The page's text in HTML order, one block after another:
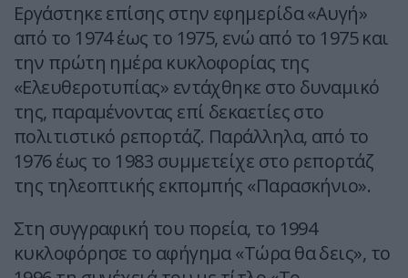
Εργάστηκε επίσης στην εφημερίδα «Αυγή»
από το 1974 έως το 1975, ενώ από το 1975 και
την πρώτη ημέρα κυκλοφορίας της
«Ελευθεροτυπίας» εντάχθηκε στο δυναμικό
της, παραμένοντας επί δεκαετίες στο
πολιτιστικό ρεπορτάζ. Παράλληλα, από το
1976 έως το 1983 συμμετείχε στο ρεπορτάζ
της τηλεοπτικής εκπομπής «Παρασκήνιο».
Στη συγγραφική του πορεία, το 1994
κυκλοφόρησε το αφήγημα «Τώρα θα δεις», το